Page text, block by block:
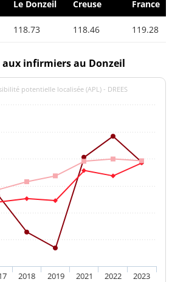
Le Donzeil Creuse France
118.73 118.46 119.28
aux infirmiers au Donzeil
potentielle localisée (APL) - DREES
2018 2019 2021 2022 2023